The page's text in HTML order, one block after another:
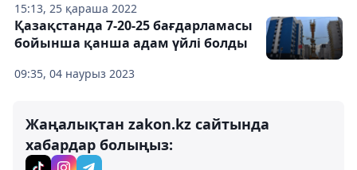
15:13, 25 қараша 2022
09:35, 04 наурыз 2023
Қазақстанда 7-20-25 бағдарламасы
бойынша қанша адам үйлі болды
Жаңалықтан zakon.kz сайтында
хабардар болыңыз: